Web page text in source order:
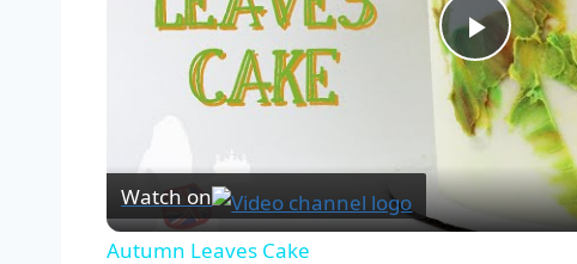
Play
Video
Watch on
Autumn Leaves Cake